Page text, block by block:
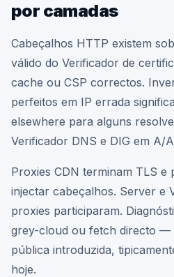
por camadas
Cabeçalhos HTTP existem
válido do Verificador de
cache ou CSP correctos.
perfeitos em IP errada
elsewhere para alguns
Verificador DNS e DIG em A/
Proxies CDN terminam TLS e
injectar cabeçalhos. Server e
proxies participaram.
grey-cloud ou fetch directo —
pública introduzida,
hoje.